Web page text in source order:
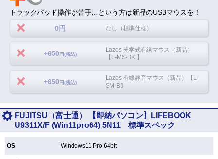
トラックパッド操作が苦手…という方は新品のUSBマウスを！
0円 なし（標準仕様）
+650 円(税込)
Lazos 光学式有線マウス（新品）
【L-MS-BK 】
+650 円(税込)
Lazos 有線静音マウス（新品）【L-
SM-B】
FUJITSU（富士通） 【即納パソコン】LIFEBOOK
U9311X/F (Win11pro64) 5N11 標準スペック
OS Windows11 Pro 64bit